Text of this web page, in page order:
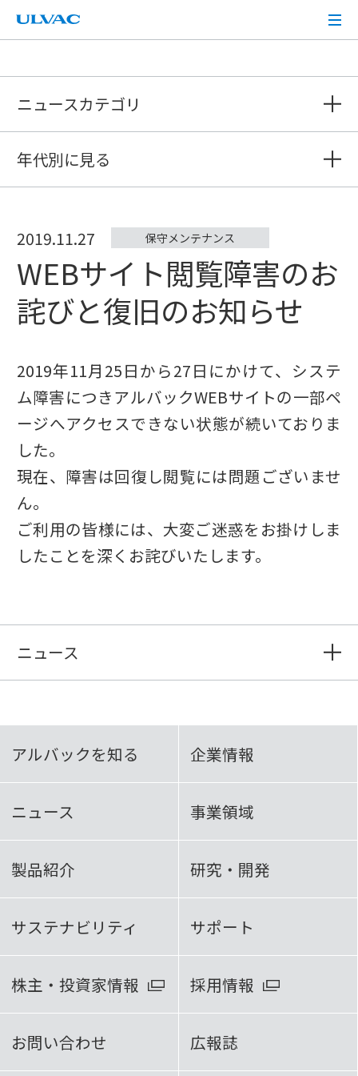
ULVAC
ニュースカテゴリ
年代別に見る
2019.11.27 保守メンテナンス
WEBサイト閲覧障害のお
詫びと復旧のお知らせ
2019年11月25日から27日にかけて、システ
ム障害につきアルバックWEBサイトの一部ペ
ージへアクセスできない状態が続いておりま
した。
現在、障害は回復し閲覧には問題ございませ
ん。
ご利用の皆様には、大変ご迷惑をお掛けしま
したことを深くお詫びいたします。
ニュース
アルバックを知る 企業情報
ニュース 事業領域
製品紹介 研究・開発
サステナビリティ サポート
株主・投資家情報 採用情報
お問い合わせ 広報誌